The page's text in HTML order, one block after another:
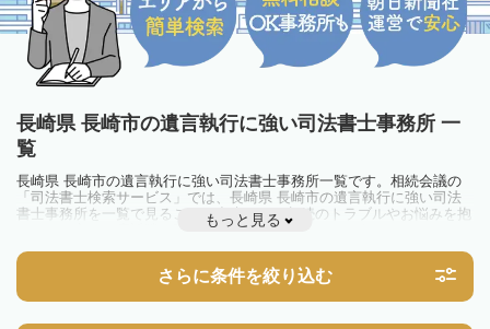
長崎県 長崎市の遺言執行に強い司法書士事務所 一
覧
長崎県 長崎市の遺言執行に強い司法書士事務所一覧です。相続会議の
「司法書士検索サービス」では、長崎県 長崎市の遺言執行に強い司法
書士事務所を一覧で見ることが出来ます。相続のトラブルやお悩みを抱
えている方は一度近隣の司法書士に相談してみましょう。
もっと見る
さらに条件を絞り込む